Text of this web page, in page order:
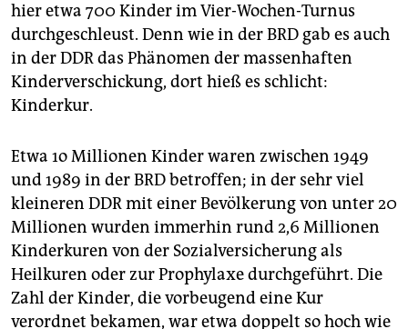
hier etwa 700 Kinder im Vier-Wochen-Turnus
durchgeschleust. Denn wie in der BRD gab es auch
in der DDR das Phänomen der massenhaften
Kinderverschickung, dort hieß es schlicht:
Kinderkur.
Etwa 1o Millionen Kinder waren zwischen 1949
und 1989 in der BRD betroffen; in der sehr viel
kleineren DDR mit einer Bevölkerung von unter 20
Millionen wurden immerhin rund 2,6 Mil­lio­nen
Kinderkuren von der Sozialversicherung als
Heilkuren oder zur Prophylaxe durchgeführt. Die
Zahl der Kinder, die vorbeugend eine Kur
verordnet bekamen, war etwa doppelt so hoch wie